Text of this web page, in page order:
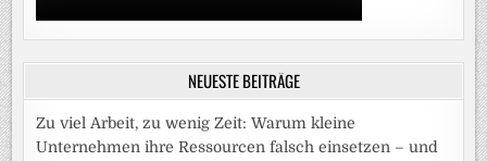
NEUESTE BEITRÄGE
Zu viel Arbeit, zu wenig Zeit: Warum kleine
Unternehmen ihre Ressourcen falsch einsetzen – und